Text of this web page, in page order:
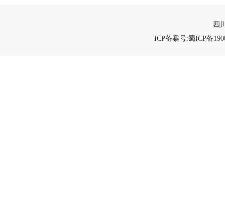
四
ICP备案号:蜀ICP备